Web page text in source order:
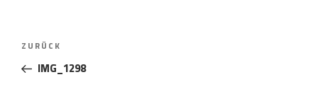
Beitragsnavigation
Vorheriger
Beitrag
ZURÜCK
IMG_1298